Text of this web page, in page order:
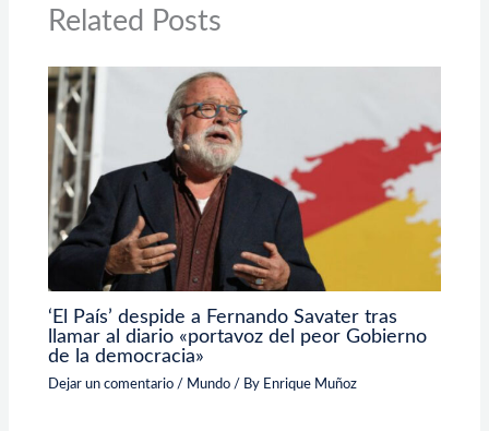
Related Posts
‘El País’ despide a Fernando Savater tras
llamar al diario «portavoz del peor Gobierno
de la democracia»
Dejar un comentario / Mundo / By Enrique Muñoz